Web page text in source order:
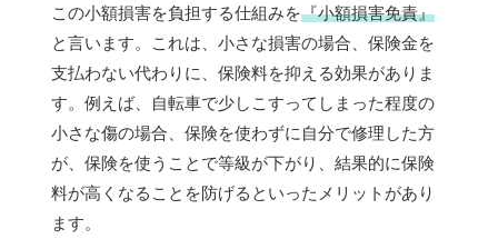
この小額損害を負担する仕組みを『小額損害免責』
と言います。これは、小さな損害の場合、保険金を
支払わない代わりに、保険料を抑える効果がありま
す。例えば、自転車で少しこすってしまった程度の
小さな傷の場合、保険を使わずに自分で修理した方
が、保険を使うことで等級が下がり、結果的に保険
料が高くなることを防げるといったメリットがあり
ます。